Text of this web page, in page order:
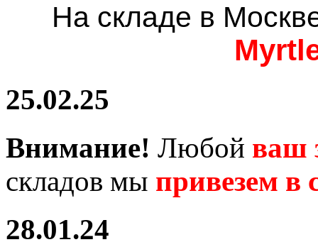
На складе в
25.02.25
Внимание! Любой ваш
складов мы привезем в
28.01.24